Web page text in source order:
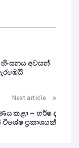
අවසන්
Next article
කළා – හර්ෂ ද
ප්‍රකාශයක්